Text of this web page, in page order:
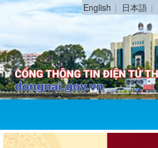
English 日本語